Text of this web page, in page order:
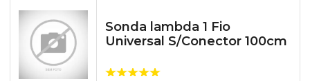
Sonda lambda 1 Fio
Universal S/Conector 100cm